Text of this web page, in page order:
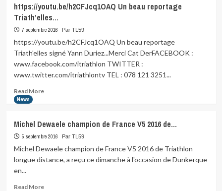
https://youtu.be/h2CFJcq1OAQ Un beau reportage
Triath’elles…
7 septembre 2016 Par TL59
https://youtu.be/h2CFJcq1OAQ Un beau reportage
Triath'elles signé Yann Duriez...Merci Cat DerFACEBOOK :
www.facebook.com/itriathlon TWITTER :
www.twitter.com/itriathlontv TEL : 078 121 3251...
Read MoreRead
Un
beau
reportage
News
Michel Dewaele champion de France V5 2016 de…
5 septembre 2016 Par TL59
Michel Dewaele champion de France V5 2016 de Triathlon
longue distance, a reçu ce dimanche à l'occasion de Dunkerque
en...
Read MoreRead